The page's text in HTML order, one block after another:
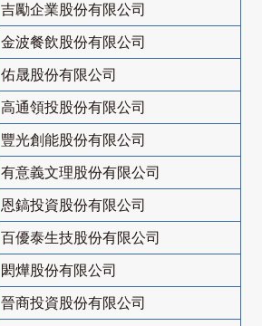
吉勵企業股份有限公司
金波餐飲股份有限公司
佑晟股份有限公司
高通領投股份有限公司
豐光創能股份有限公司
有意義文理股份有限公司
恩鎬投資股份有限公司
百優泰生技股份有限公司
閎燁股份有限公司
晉商投資股份有限公司